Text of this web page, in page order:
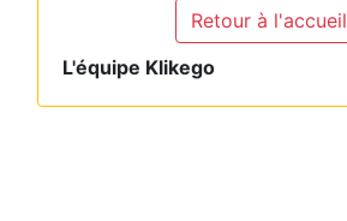
Retour à l'accueil
L'équipe Klikego